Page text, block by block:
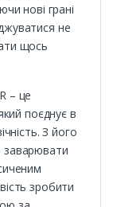
нові грані
не
щось
– це
поєднує в
З його
зробити